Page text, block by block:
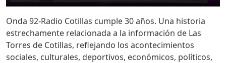
Onda 92-Radio Cotillas cumple 30 años. Una historia
estrechamente relacionada a la información de Las
Torres de Cotillas, reflejando los acontecimientos
sociales, culturales, deportivos, económicos, políticos,